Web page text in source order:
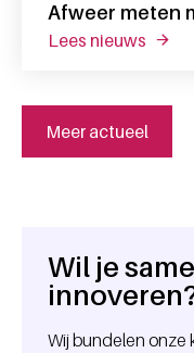
Afweer meten
lees nieuws over
Meer actueel
Algemene
Wil je
Wij bundelen onze